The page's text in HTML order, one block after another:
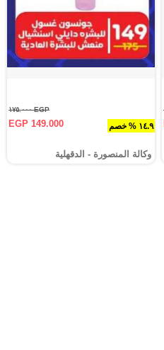
١٤.٩ % خصم
EGP ١٧٥.٠٠٠
EGP 149.000
وكالة المنصورة - الدقهلية‎